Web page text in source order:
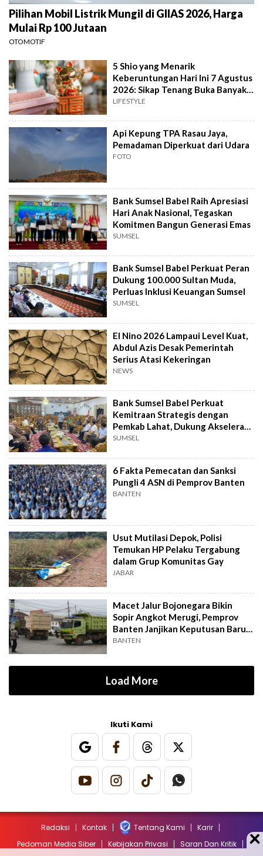
Pilihan Mobil Listrik Mungil di GIIAS 2026, Harga
Mulai Rp 100 Jutaan
OTOMOTIF
5 Shio yang Menarik
Keberuntungan Hari Ini 7 Agustus
2026: Sikap Tenang Buka Banyak
Peluang
LIFESTYLE
Api Kepung TPA Rasau Jaya,
Pemadaman Diperkuat dari Udara
FOTO
Bank Sumsel Babel Raih Apresiasi
Hari Anak Nasional, Tegaskan
Komitmen Bangun Generasi Emas
SUMSEL
Bank Sumsel Babel Perkuat Peran
Dukung 100.000 Sultan Muda,
Perluas Inklusi Keuangan Sumsel
SUMSEL
El Nino 2026 Lampaui Level Kuat,
Abdul Azis Desak Pemerintah
Serius Atasi Kekeringan
NEWS
Bank Sumsel Babel Perkuat
Kemitraan Strategis dengan
Pemkab Lahat, Dukung Akselerasi
Ekonomi Daerah
SUMSEL
6 Fakta Pemecatan dan Sanksi
Pungli 4 ASN di Pemprov Banten
BANTEN
Usut Mutilasi Depok, Polisi
Temukan HP Pelaku Tergabung
dalam Grup Komunitas Gay
JABAR
Macet Jalur Bojonegara Bikin
Sopir Angkot Merugi, Pemprov
Banten Janjikan Keputusan Baru 4
Hari Lagi
BANTEN
Load More
Ikuti Kami
Redaksi Kontak Tentang Kami
Karir
Pedoman Media Siber
Kebijakan Privasi
Saran Dan Kritik